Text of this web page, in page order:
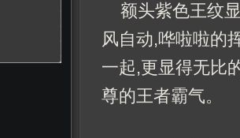
额头紫色王纹
风自动,哗啦啦的
一起,更显得无比
尊的王者霸气。